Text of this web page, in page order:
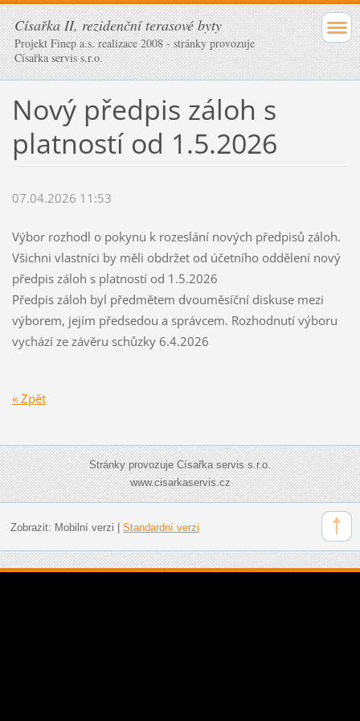
Císařka II, rezidenční terasové byty
Projekt Finep a.s. realizace 2008 - stránky provozuje
Císařka servis s.r.o.
Nový předpis záloh s
platností od 1.5.2026
07.04.2026 11:53
Výbor rozhodl o pokynu k rozeslání nových předpisů záloh.
Všichni vlastníci by měli obdržet od účetního oddělení nový
předpis záloh s platností od 1.5.2026
Předpis záloh byl předmětem dvouměsíční diskuse mezi
výborem, jejím předsedou a správcem. Rozhodnutí výboru
vychází ze závěru schůzky 6.4.2026
« Zpět
Stránky provozuje Císařka servis s.r.o.
www.cisarkaservis.cz
Zobrazit: Mobilní verzi | Standardní verzi